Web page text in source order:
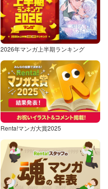
2026年マンガ上半期ランキング
Renta!マンガ大賞2025